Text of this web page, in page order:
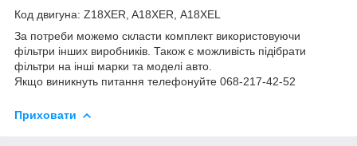
Код двигуна: Z18XER, A18XER, A18XEL
За потреби можемо скласти комплект використовуючи
фільтри інших виробників. Також є можливість підібрати
фільтри на інші марки та моделі авто.
Якщо виникнуть питання телефонуйте 068-217-42-52
Приховати